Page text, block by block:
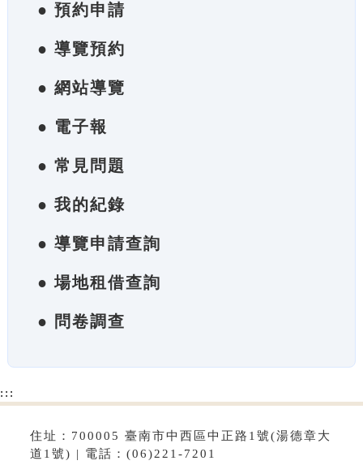
● 預約申請
● 導覽預約
● 網站導覽
● 電子報
● 常見問題
● 我的紀錄
● 導覽申請查詢
● 場地租借查詢
● 問卷調查
:::
住址：700005 臺南市中西區中正路1號(湯德章大
道1號) | 電話：(06)221-7201